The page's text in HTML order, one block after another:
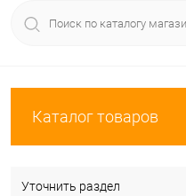
Каталог товаров
Уточнить раздел